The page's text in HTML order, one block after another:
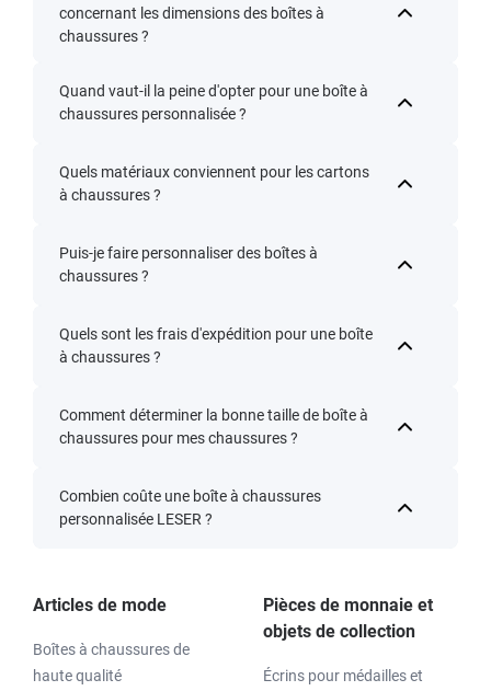
concernant les dimensions des boîtes à
chaussures ?
Quand vaut-il la peine d'opter pour une boîte à
chaussures personnalisée ?
Quels matériaux conviennent pour les cartons
à chaussures ?
Puis-je faire personnaliser des boîtes à
chaussures ?
Quels sont les frais d'expédition pour une boîte
à chaussures ?
Comment déterminer la bonne taille de boîte à
chaussures pour mes chaussures ?
Combien coûte une boîte à chaussures
personnalisée LESER ?
Articles de mode
Boîtes à chaussures de
haute qualité
Pièces de monnaie et
objets de collection
Écrins pour médailles et